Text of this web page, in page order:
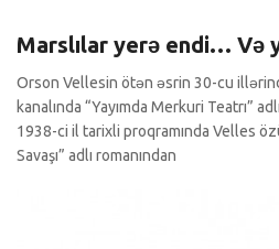
Marslılar yerə endi… Və
Orson Vellesin ötən əsrin 30-cu
kanalında “Yayımda Merkuri Teatrı”
1938-ci il tarixli proqramında Velles
Savaşı” adlı romanından